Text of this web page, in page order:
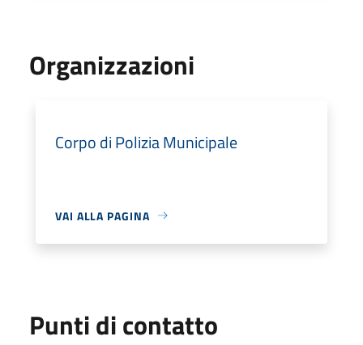
Organizzazioni
Corpo di Polizia Municipale
VAI ALLA PAGINA
Punti di contatto